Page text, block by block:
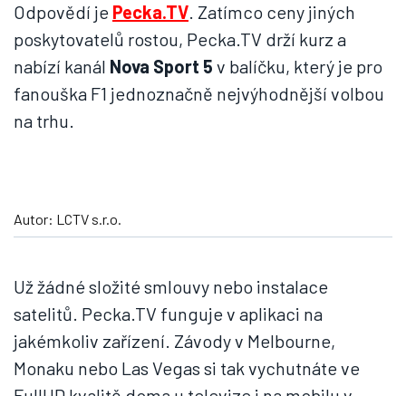
Odpovědí je Pecka.TV. Zatímco ceny jiných
poskytovatelů rostou, Pecka.TV drží kurz a
nabízí kanál Nova Sport 5 v balíčku, který je pro
fanouška F1 jednoznačně nejvýhodnější volbou
na trhu.
Autor: LCTV s.r.o.
Už žádné složité smlouvy nebo instalace
satelitů. Pecka.TV funguje v aplikaci na
jakémkoliv zařízení. Závody v Melbourne,
Monaku nebo Las Vegas si tak vychutnáte ve